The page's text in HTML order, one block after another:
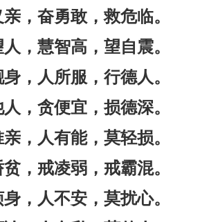
，奋勇敢，救危临。
，慧智高，望自震。
，人所服，行德人。
，贪便宜，损德深。
，人有能，莫轻损。
，戒凌弱，戒霸混。
，人不安，莫扰心。